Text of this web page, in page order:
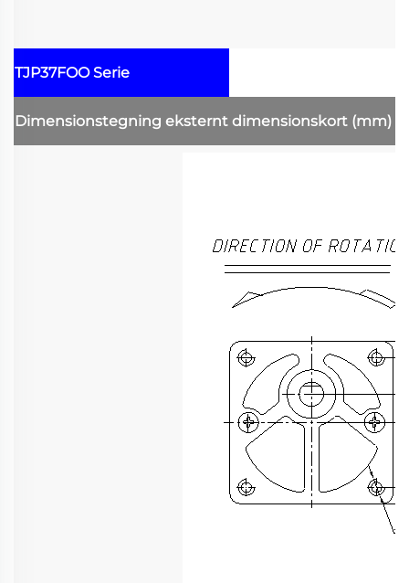
TJP37FOO Serie
Dimensionstegning eksternt dimensionskort (mm)